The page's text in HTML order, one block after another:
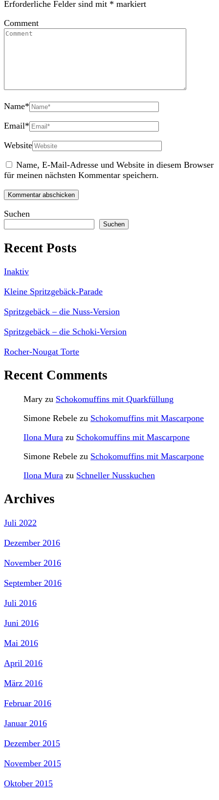
Erforderliche Felder sind mit * markiert
Comment
Name*
Email*
Website
Name, E-Mail-Adresse und Website in diesem Browser
für meinen nächsten Kommentar speichern.
Suchen
Suchen
Recent Posts
Inaktiv
Kleine Spritzgebäck-Parade
Spritzgebäck – die Nuss-Version
Spritzgebäck – die Schoki-Version
Rocher-Nougat Torte
Recent Comments
Mary zu Schokomuffins mit Quarkfüllung
Simone Rebele zu Schokomuffins mit Mascarpone
Ilona Mura zu Schokomuffins mit Mascarpone
Simone Rebele zu Schokomuffins mit Mascarpone
Ilona Mura zu Schneller Nusskuchen
Archives
Juli 2022
Dezember 2016
November 2016
September 2016
Juli 2016
Juni 2016
Mai 2016
April 2016
März 2016
Februar 2016
Januar 2016
Dezember 2015
November 2015
Oktober 2015